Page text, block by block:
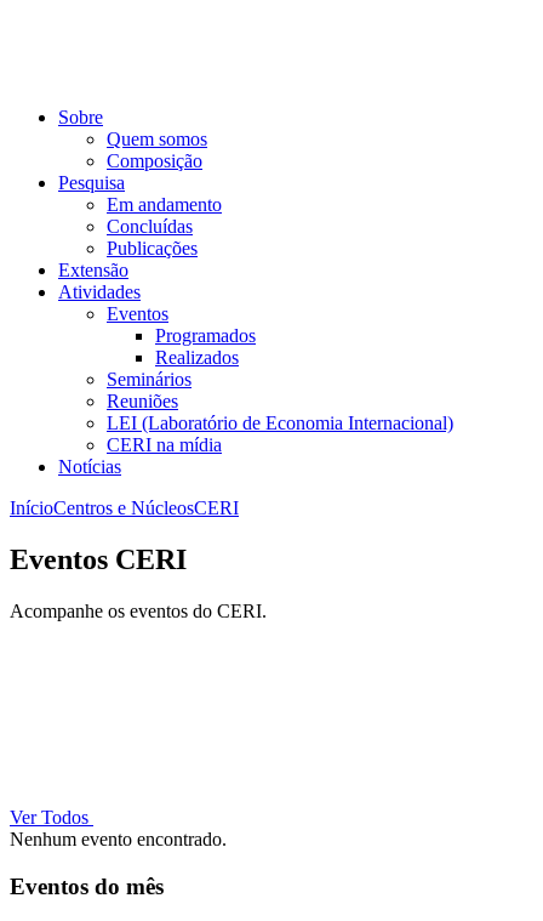
Sobre
Quem somos
Composição
Pesquisa
Em andamento
Concluídas
Publicações
Extensão
Atividades
Eventos
Programados
Realizados
Seminários
Reuniões
LEI (Laboratório de Economia Internacional)
CERI na mídia
Notícias
InícioCentros e NúcleosCERI
Eventos CERI
Acompanhe os eventos do CERI.
Ver Todos
Nenhum evento encontrado.
Eventos do mês